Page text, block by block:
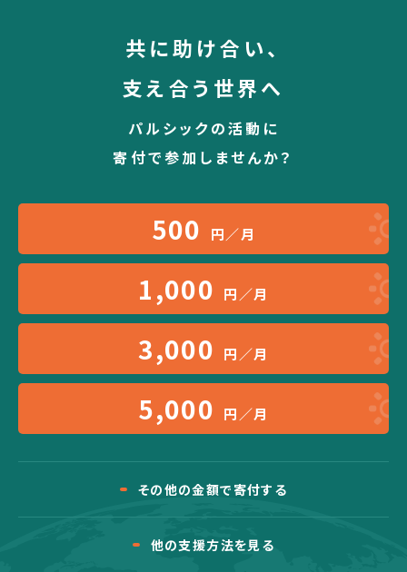
共に助け合い、
支え合う世界へ
パルシックの活動に
寄付で参加しませんか？
500 円／月
1,000 円／月
3,000 円／月
5,000 円／月
その他の金額で寄付する
他の支援方法を見る